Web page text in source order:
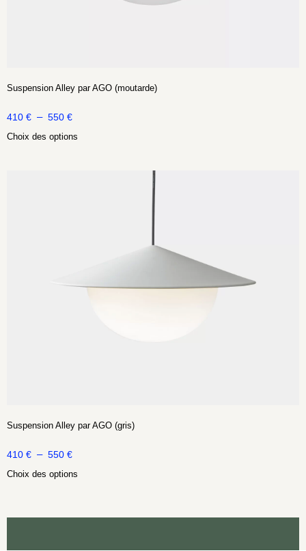
Suspension Alley par AGO (moutarde)
410 € – 550 €
Choix des options
Suspension Alley par AGO (gris)
410 € – 550 €
Choix des options